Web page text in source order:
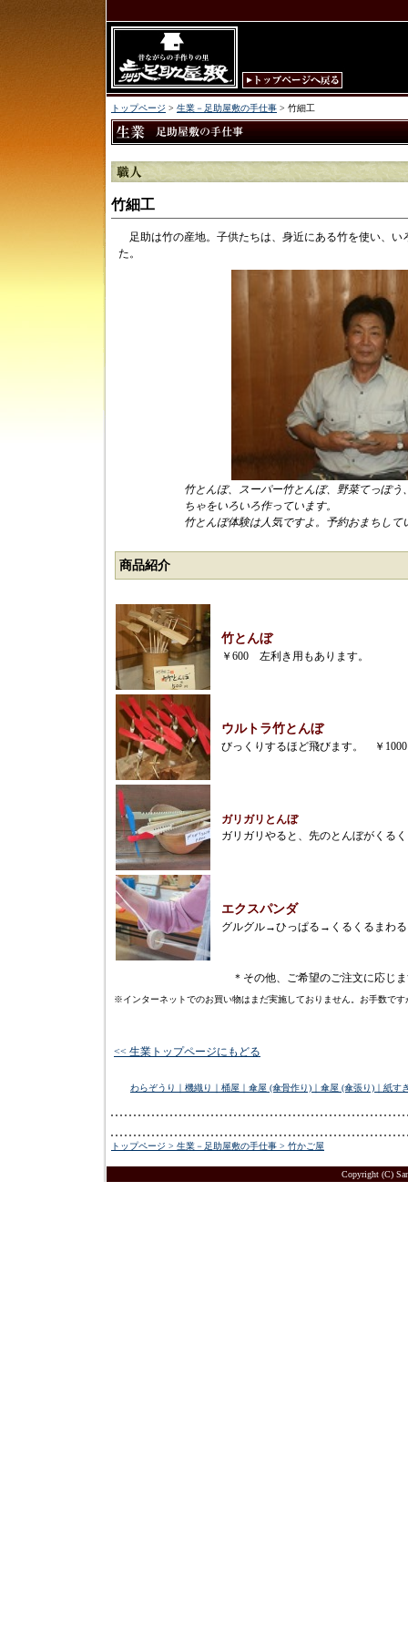
トップページ > 生業－足助屋敷の手仕事 > 竹細工
竹細工
足助は竹の産地。子供たちは、身近にある竹を使い、い
た。
竹とんぼ、スーパー竹とんぼ、野菜てっぽう
ちゃをいろいろ作っています。
竹とんぼ体験は人気ですよ。予約おまちして
商品紹介
竹とんぼ
￥600 左利き用もあります。
ウルトラ竹とんぼ
びっくりするほど飛びます。 ￥
ガリガリとんぼ
ガリガリやると、先のとんぼがくる
エクスパンダ
グルグル→ひっぱる→くるくるまわ
＊その他、ご希望のご注文に応じ
※インターネットでのお買い物はまだ実施しておりません。お手数で
<< 生業トップページにもどる
わらぞうり ｜ 機織り ｜ 桶屋 ｜ 傘屋 (傘骨作り) ｜ 傘屋 (傘張り) ｜ 紙す
トップページ > 生業－足助屋敷の手仕事 > 竹かご屋
Copyright (C)